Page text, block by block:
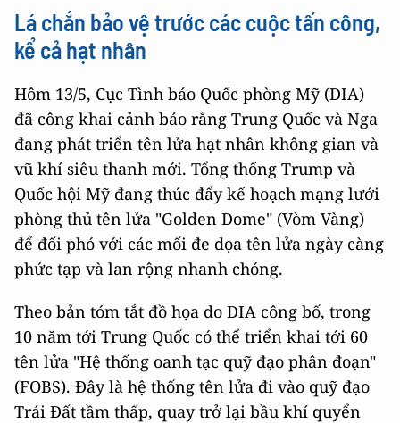
Lá chắn bảo vệ trước các cuộc tấn công,
kể cả hạt nhân
Hôm 13/5, Cục Tình báo Quốc phòng Mỹ (DIA)
đã công khai cảnh báo rằng Trung Quốc và Nga
đang phát triển tên lửa hạt nhân không gian và
vũ khí siêu thanh mới. Tổng thống Trump và
Quốc hội Mỹ đang thúc đẩy kế hoạch mạng lưới
phòng thủ tên lửa "Golden Dome" (Vòm Vàng)
để đối phó với các mối đe dọa tên lửa ngày càng
phức tạp và lan rộng nhanh chóng.
Theo bản tóm tắt đồ họa do DIA công bố, trong
10 năm tới Trung Quốc có thể triển khai tới 60
tên lửa "Hệ thống oanh tạc quỹ đạo phân đoạn"
(FOBS). Đây là hệ thống tên lửa đi vào quỹ đạo
Trái Đất tầm thấp, quay trở lại bầu khí quyển